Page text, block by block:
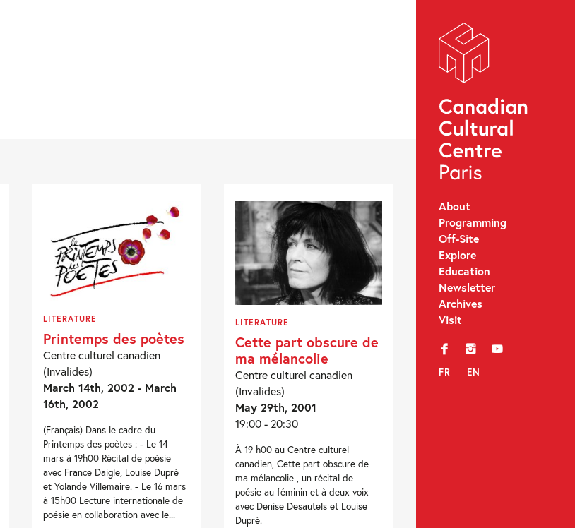
About
Programming
Off-Site
Explore
Education
Newsletter
Archives
Visit
f i y
FR EN
LITERATURE
Printemps des poètes
Centre culturel canadien
(Invalides)
March 14th, 2002 - March
16th, 2002
(Français) Dans le cadre du
Printemps des poètes : - Le 14
mars à 19h00 Récital de poésie
avec France Daigle, Louise Dupré
et Yolande Villemaire. - Le 16 mars
à 15h00 Lecture internationale de
poésie en collaboration avec le...
LITERATURE
Cette part obscure de
ma mélancolie
Centre culturel canadien
(Invalides)
May 29th, 2001
19:00 - 20:30
À 19 h00 au Centre culturel
canadien, Cette part obscure de
ma mélancolie , un récital de
poésie au féminin et à deux voix
avec Denise Desautels et Louise
Dupré.